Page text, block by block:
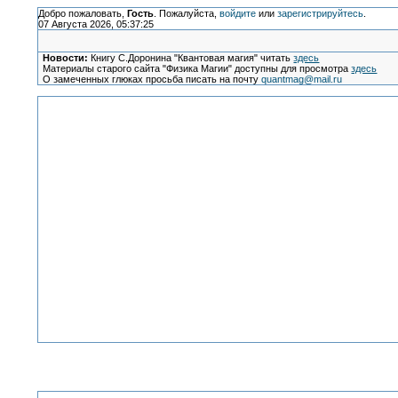
Добро пожаловать, Гость. Пожалуйста, войдитеили зарегистрируйтесь.
07 Августа 2026, 05:37:25
Новости: Книгу С.Доронина "Квантовая магия" читатьздесь
Материалы старого сайта "Физика Магии" доступны для просмотраздесь
О замеченных глюках просьба писать на почтуquantmag@mail.ru